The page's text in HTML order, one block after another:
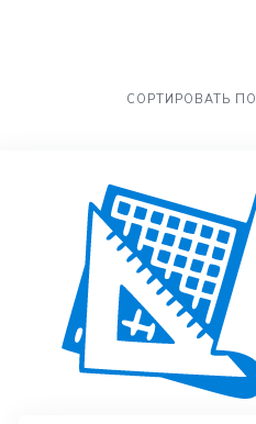
СОРТИРОВАТЬ ПО